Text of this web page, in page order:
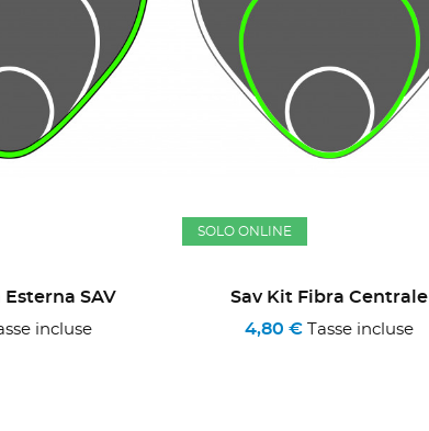
SAV
incluse
SOLO ONLINE
Sav Kit Fibra Centrale
4,80 € Tasse incluse